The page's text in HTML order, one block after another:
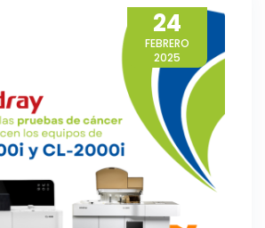
24
FEBRERO
2025